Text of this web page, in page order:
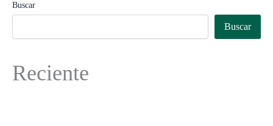
Buscar
Buscar
Reciente